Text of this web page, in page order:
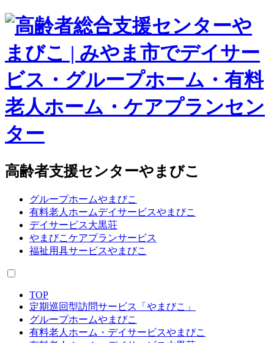
高齢者支援センターやまびこ
グループホームやまびこ
有料老人ホームデイサービスやまびこ
デイサービス大黒荘
やまびこケアプランサービス
福祉用具サービスやまびこ
TOP
定期巡回型訪問サービス「やまびこ」
グループホームやまびこ
有料老人ホーム・デイサービスやまびこ